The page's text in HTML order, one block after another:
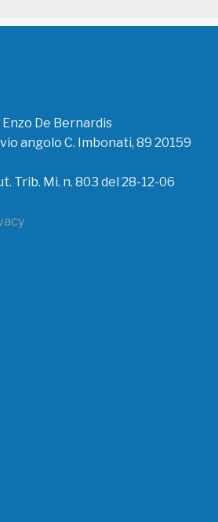
De Bernardis
angolo C. Imbonati, 89 20159
Trib. Mi. n. 803 del 28-12-06